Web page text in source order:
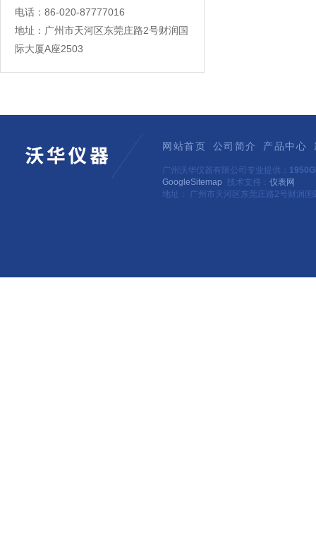
电话：86-020-87777016
地址：广州市天河区东莞庄路2号财润国
际大厦A座2503
网站首页 公司简介 产品中心
广州沃华仪器有限公司专业提供：
GoogleSitemap 技术支持： 仪表网
地址： 广州市天河区东莞庄路2号财润